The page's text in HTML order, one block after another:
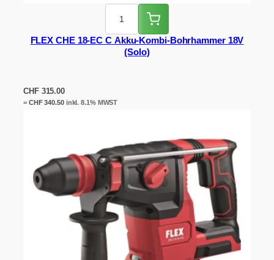
FLEX CHE 18-EC C Akku-Kombi-Bohrhammer 18V
(Solo)
CHF315.00
= CHF340.50inkl. 8.1% MWST